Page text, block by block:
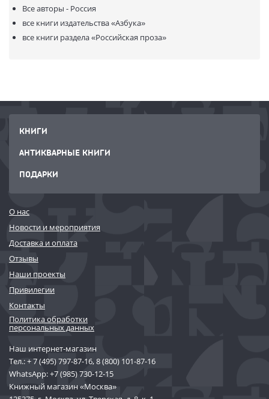
Все авторы - Россия
все книги издательства«Азбука»
все книги раздела«Российская проза»
КНИГИ
АНТИКВАРНЫЕ КНИГИ
ПОДАРКИ
О нас
Новости и мероприятия
Доставка и оплата
Отзывы
Наши проекты
Привилегии
Контакты
Политика обработки
персональных данных
Наш интернет-магазин
Тел.:+ 7 (495) 797-87-16,8 (800) 101-87-16
WhatsApp:+7 (985) 730-12-15
Книжный магазин «Москва»